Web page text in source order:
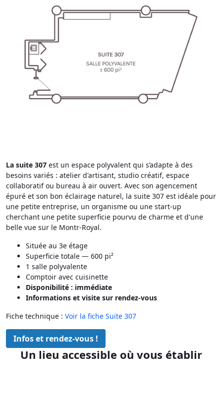
La suite 307 est un espace polyvalent qui s’adapte à des
besoins variés : atelier d'artisant, studio créatif, espace
collaboratif ou bureau à air ouvert. Avec son agencement
épuré et son bon éclairage naturel, la suite 307 est idéale pour
une petite entreprise, un organisme ou une start-up
cherchant une petite superficie pourvu de charme et d'une
belle vue sur le Montr-Royal.
Située au 3e étage
Superficie totale — 600 pi²
1 salle polyvalente
Comptoir avec cuisinette
Disponibilité : immédiate
Informations et visite sur rendez-vous
Fiche technique : Voir la fiche Suite 307
Infos et rendez-vous !
Un lieu accessible où vous établir